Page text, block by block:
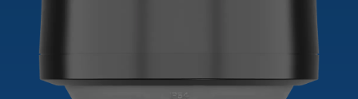
Ratkaisuja
KNX-järjestelmät
Palvelu